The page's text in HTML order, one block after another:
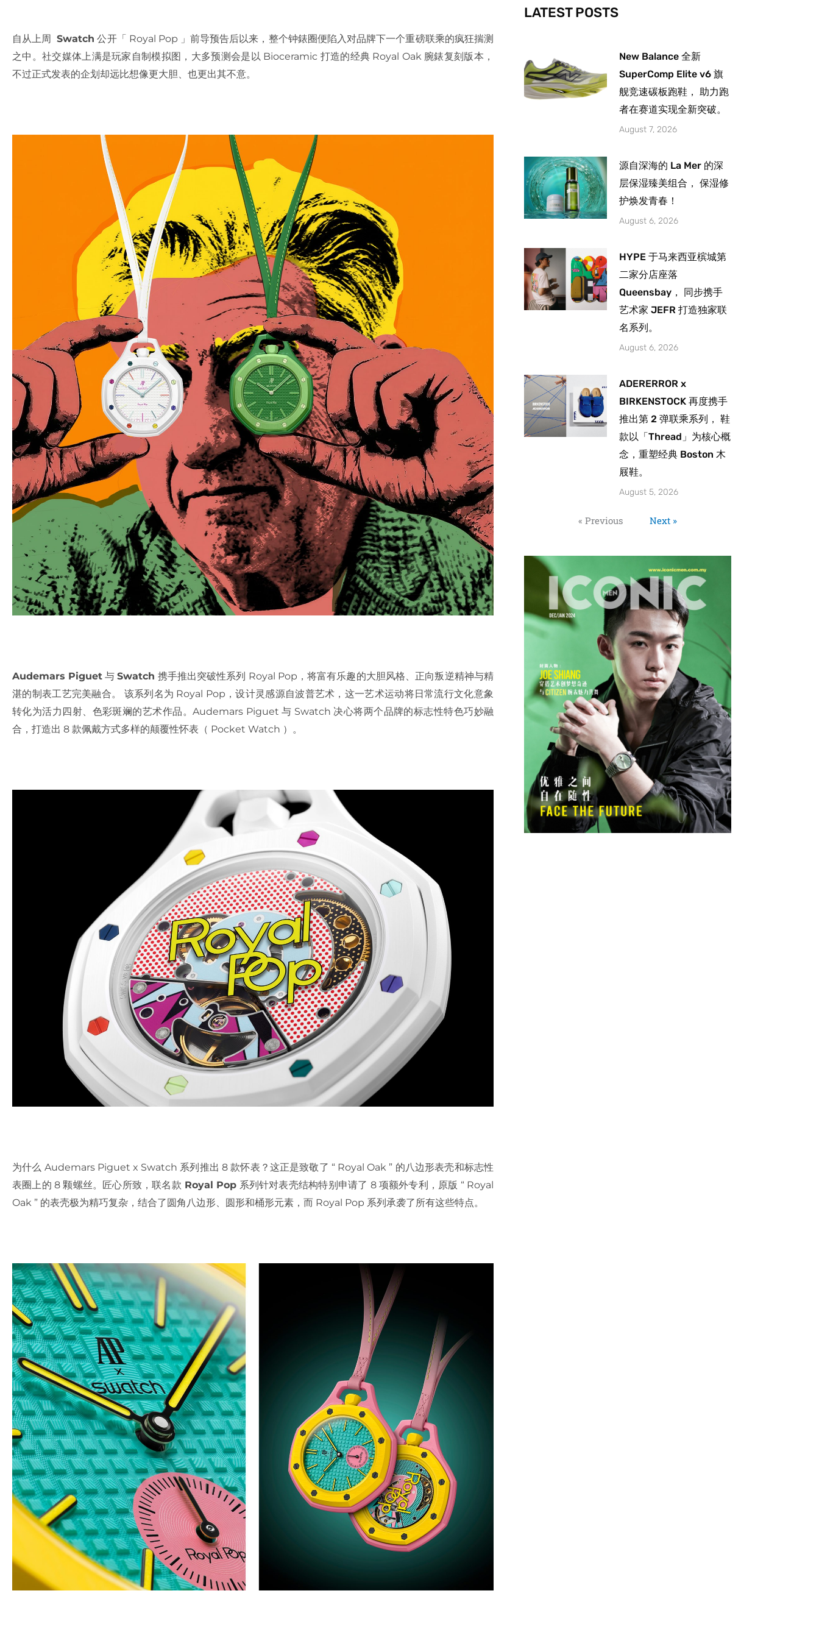
自从上周 Swatch 公开「 Royal Pop 」前导预告后以来，整个钟錶圈便陷入对品牌下一个重磅联乘的疯狂揣测
之中。社交媒体上满是玩家自制模拟图，大多预测会是以 Bioceramic 打造的经典 Royal Oak 腕錶复刻版本，
不过正式发表的企划却远比想像更大胆、也更出其不意。
Audemars Piguet 与Swatch 携手推出突破性系列 Royal Pop，将富有乐趣的大胆风格、正向叛逆精神与精
湛的制表工艺完美融合。 该系列名为 Royal Pop，设计灵感源自波普艺术，这一艺术运动将日常流行文化意象
转化为活力四射、色彩斑斓的艺术作品。Audemars Piguet 与 Swatch 决心将两个品牌的标志性特色巧妙融
合，打造出 8 款佩戴方式多样的颠覆性怀表（ Pocket Watch ）。
为什么 Audemars Piguet x Swatch 系列推出 8 款怀表？这正是致敬了 “ Royal Oak ” 的八边形表壳和标志性
表圈上的 8 颗螺丝。匠心所致，联名款 Royal Pop 系列针对表壳结构特别申请了 8 项额外专利，原版 “ Royal
Oak ” 的表壳极为精巧复杂，结合了圆角八边形、圆形和桶形元素，而 Royal Pop 系列承袭了所有这些特点。
-
f
m
LATEST POSTS
New Balance 全新
SuperComp Elite v6 旗
舰竞速碳板跑鞋， 助力跑
者在赛道实现全新突破。
August 7, 2026
源自深海的 La Mer 的深
层保湿臻美组合， 保湿修
护焕发青春！
August 6, 2026
HYPE 于马来西亚槟城第
二家分店座落
Queensbay， 同步携手
艺术家 JEFR 打造独家联
名系列。
August 6, 2026
ADERERROR x
BIRKENSTOCK 再度携手
推出第 2 弹联乘系列， 鞋
款以「Thread」为核心概
念，重塑经典 Boston 木
屐鞋。
August 5, 2026
« Previous Next »